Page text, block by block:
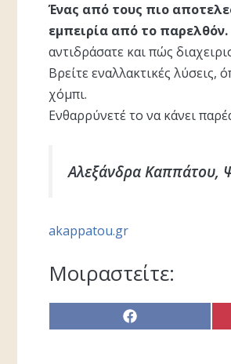
Ένας από τους πιο
εμπειρία από το παρελθόν.
αντιδράσατε και πώς
Βρείτε εναλλακτικές
χόμπι.
Ενθαρρύνετέ το να κάνει
Αλεξάνδρα Καππάτου,
akappatou.gr
Μοιραστείτε:
Share
on